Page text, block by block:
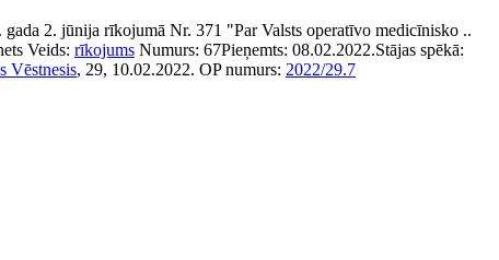
2. jūnija rīkojumā Nr. 371 "Par Valsts operatīvo medicīnisko ..
Veids: rīkojums Numurs: 67Pieņemts: 08.02.2022.Stājas spēkā:
Vēstnesis, 29, 10.02.2022. OP numurs: 2022/29.7